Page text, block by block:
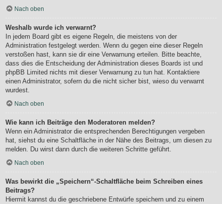
Nach oben
Weshalb wurde ich verwarnt?
In jedem Board gibt es eigene Regeln, die meistens von der
Administration festgelegt werden. Wenn du gegen eine dieser Regeln
verstoßen hast, kann sie dir eine Verwarnung erteilen. Bitte beachte,
dass dies die Entscheidung der Administration dieses Boards ist und
phpBB Limited nichts mit dieser Verwarnung zu tun hat. Kontaktiere
einen Administrator, sofern du die nicht sicher bist, wieso du verwarnt
wurdest.
Nach oben
Wie kann ich Beiträge den Moderatoren melden?
Wenn ein Administrator die entsprechenden Berechtigungen vergeben
hat, siehst du eine Schaltfläche in der Nähe des Beitrags, um diesen zu
melden. Du wirst dann durch die weiteren Schritte geführt.
Nach oben
Was bewirkt die „Speichern“-Schaltfläche beim Schreiben eines
Beitrags?
Hiermit kannst du die geschriebene Entwürfe speichern und zu einem